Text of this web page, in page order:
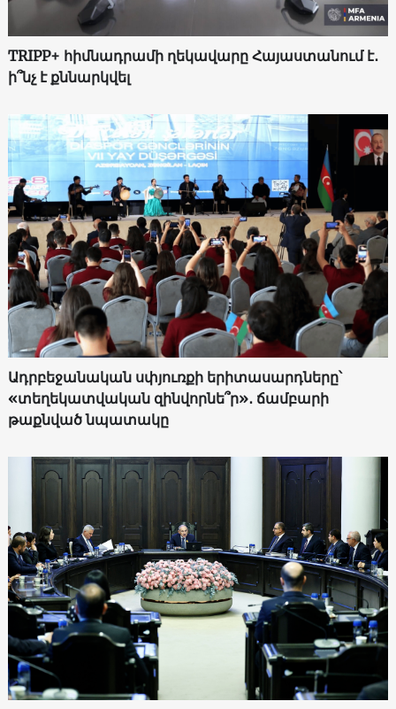
TRIPP+ հիմնադրամի ղեկավարը Հայաստանում է․
ի՞նչ է քննարկվել
Ադրբեջանական սփյուռքի երիտասարդները՝
«տեղեկատվական զինվորնե՞ր»․ ճամբարի
թաքնված նպատակը